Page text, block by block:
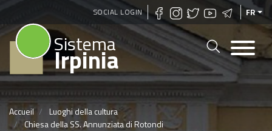
Aller
au
contenu
principal
SOCIAL LOGIN FR
Sistema
Irpinia
Accueil
Luoghi della cultura
Chiesa della SS. Annunziata di Rotondi